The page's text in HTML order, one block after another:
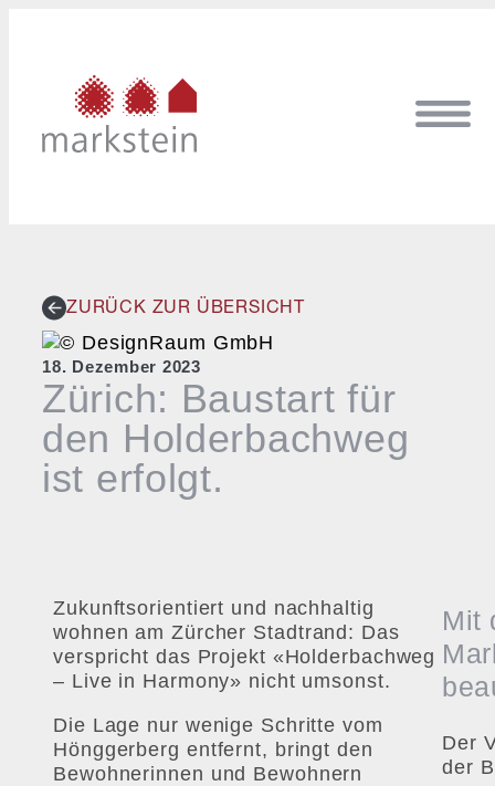
ZURÜCK ZUR ÜBERSICHT
18. Dezember 2023
Zürich: Baustart für
den Holderbachweg
ist erfolgt.
Zukunftsorientiert und nachhaltig
wohnen am Zürcher Stadtrand: Das
verspricht das Projekt «Holderbachweg
– Live in Harmony» nicht umsonst.
Die Lage nur wenige Schritte vom
Hönggerberg entfernt, bringt den
Bewohnerinnen und Bewohnern
Mit
Der
der